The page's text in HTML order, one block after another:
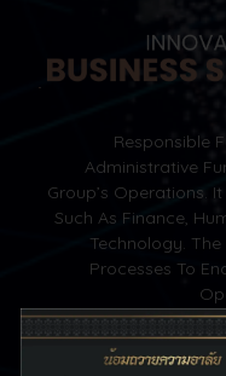
Responsible
Administrative
Group’s Operations.
Such As Finance,
Technology.
Processes To